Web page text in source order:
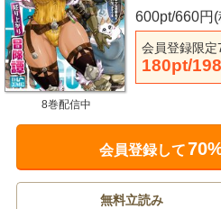
600pt/660円
会員登録限
180pt/
8巻配信中
会員登録して
無料立読み